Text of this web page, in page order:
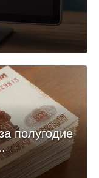
полугодие